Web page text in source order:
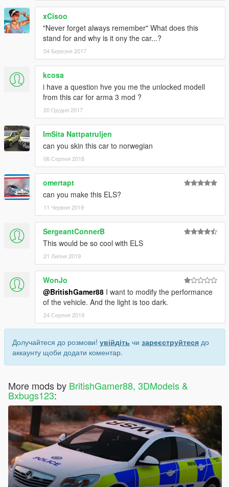
xCisoo
"Never forget always remember" What does this
stand for and why is it ony the car...?
04 Березня 2017
kcosa
i have a question hve you me the unlocked modell
from this car for arma 3 mod ?
20 Грудня 2017
ImSita Nattpatruljen
can you skin this car to norwegian
06 Серпня 2018
omertapt
can you make this ELS?
11 Червня 2019
SergeantConnerB
This would be so cool with ELS
21 Липня 2019
WonJo
@BritishGamer88 I want to modify the performance
of the vehicle. And the light is too dark.
24 Серпня 2019
Долучайтеся до розмови! увійдіть чи зареєструйтеся до
аккаунту щоби додати коментар.
More mods by BritishGamer88, 3DModels &
Bxbugs123: